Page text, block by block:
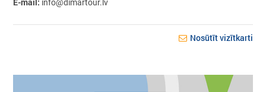
info@dimartour.lv
Nosūtīt vizītkarti